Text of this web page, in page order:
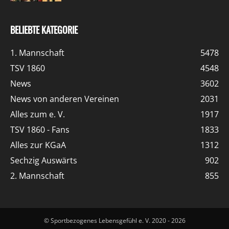
BELIEBTE KATEGORIE
1. Mannschaft
5478
TSV 1860
4548
News
3602
News von anderen Vereinen
2031
Alles zum e. V.
1917
TSV 1860 - Fans
1833
Alles zur KGaA
1312
Sechzig Auswärts
902
2. Mannschaft
855
© Sportbezogenes Lebensgefühl e. V. 2020 - 2026